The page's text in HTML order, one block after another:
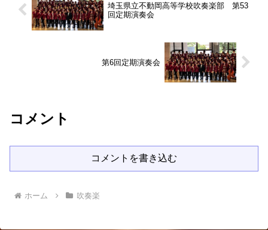
埼玉県立不動岡高等学校吹奏楽部 第53
回定期演奏会
第6回定期演奏会
コメント
コメントを書き込む
ホーム 吹奏楽